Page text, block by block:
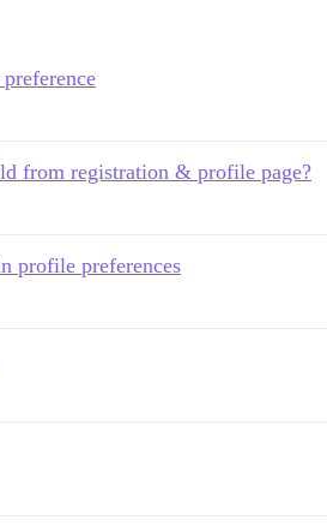
from registration & profile page?
profile preferences